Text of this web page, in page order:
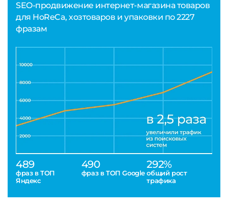
SEO-продвижение интернет-магазина товаров
для HoReCa, хозтоваров и упаковки по 2227
фразам
489
фраз в ТОП
Яндекс
490
фраз в ТОП Google
292%
общий рост
трафика